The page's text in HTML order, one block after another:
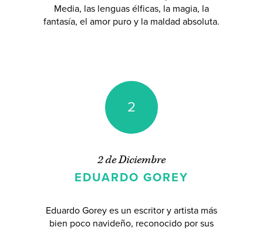
Media, las lenguas élficas, la magia, la
fantasía, el amor puro y la maldad absoluta.
2
2 de Diciembre
EDUARDO GOREY
Eduardo Gorey es un escritor y artista más
bien poco navideño, reconocido por sus